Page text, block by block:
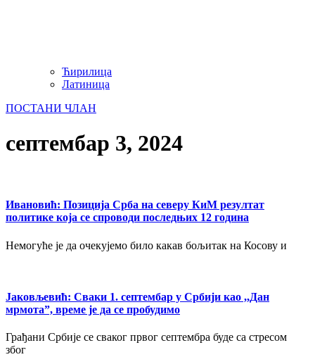
Ћирилица
Латиница
ПОСТАНИ ЧЛАН
септембар 3, 2024
Ивановић: Позиција Срба на северу КиМ резултат
политике која се спроводи последњих 12 година
Немогуће је да очекујемо било какав бољитак на Косову и
Јаковљевић: Сваки 1. септембар у Србији као ,,Дан
мрмота”, време је да се пробудимо
Грађани Србије се сваког првог септембра буде са стресом
због